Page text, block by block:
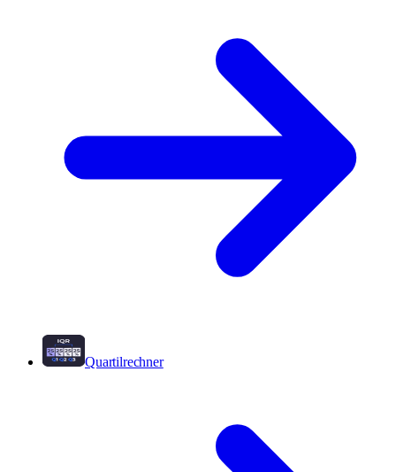
Quartilrechner